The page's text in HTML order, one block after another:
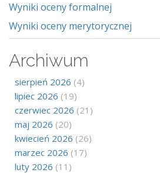
Wyniki oceny formalnej
Wyniki oceny merytorycznej
Archiwum
sierpień 2026 (4)
lipiec 2026 (19)
czerwiec 2026 (21)
maj 2026 (20)
kwiecień 2026 (26)
marzec 2026 (17)
luty 2026 (11)